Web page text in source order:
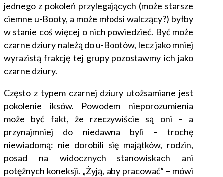
jednego z pokoleń przylegających (może starsze
ciemne u-Booty, a może młodsi walczący?) byłby
w stanie coś więcej o nich powiedzieć. Być może
czarne dziury należą do u-Bootów, lecz jako mniej
wyrazistą frakcję tej grupy pozostawmy ich jako
czarne dziury.
Często z typem czarnej dziury utożsamiane jest
pokolenie iksów. Powodem nieporozumienia
może być fakt, że rzeczywiście są oni – a
przynajmniej do niedawna byli – trochę
niewiadomą: nie dorobili się majątków, rodzin,
posad na widocznych stanowiskach ani
potężnych koneksji. „Żyją, aby pracować” – mówi